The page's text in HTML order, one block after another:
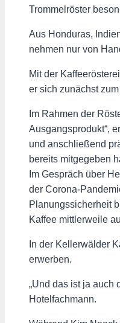
Trommelröster
Aus Honduras,
nehmen nur von
Mit der
er sich zunächst
Im Rahmen der
Ausgangsprodukt“,
und anschließend
bereits mitgegeben
Im Gespräch über
der Corona-
Planungssicherheit
Kaffee mittlerweile
In der Kellerwälder
erwerben.
„Und das ist ja auch
Hotelfachmann.